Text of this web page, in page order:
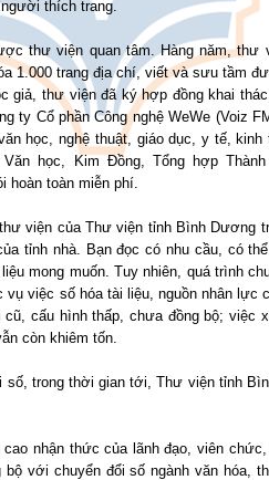
thích trang.
thư viện quan tâm. Hàng năm, thư
1.000 trang địa chí, viết và sưu tầm
giả, thư viện đã ký hợp đồng khai
ty Cổ phần Công nghệ WeWe (Voiz
học, nghệ thuật, giáo dục, y tế,
học, Kim Đồng, Tổng hợp
hoàn toàn miễn phí.
viện của Thư viện tỉnh Bình Dương
tỉnh nhà. Bạn đọc có nhu cầu, có
mong muốn. Tuy nhiên, quá trình
việc số hóa tài liệu, nguồn nhân lực
cấu hình thấp, chưa đồng bộ; việc
còn khiêm tốn.
trong thời gian tới, Thư viện tỉnh
nhận thức của lãnh đạo, viên
với chuyển đổi số ngành văn hóa,